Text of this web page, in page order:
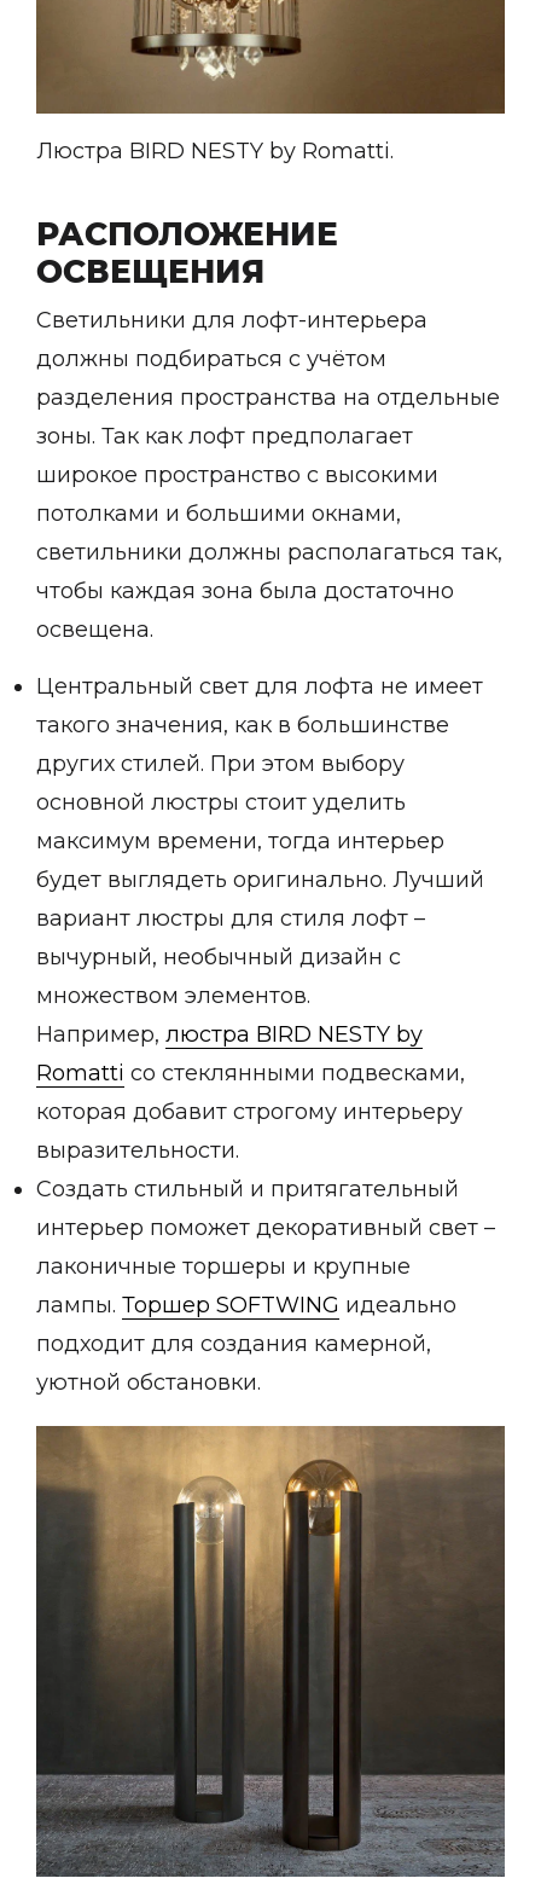
Производство архитектурного и декоративного
Мягкая мебель
Кровати и матрасы
Комоды и тумбы
Консоли
Мебель по назначению
Мебель для HoReCa
Производство мебели на заказ Romatti
Корпусная мебель на заказ
Шкафы и гардеробные на заказ
Мебель для ванной
Детская мебель
Уличная и садовая мебель
Коллекции
ROOM — Modern
INTERRA — Soft Modern
ARTOPIA — Mid-Century
DAYZ — Ethno
Декор
По типу
Для кухни
Предметы интерьера
Вентиляторы
Ковры
Зеленые стены
Дизайнерские кальяны
Подбор, производство и комплектация по вашему
Сантехника и инженерия
Дизайнерские ванны
Подбор, производство и комплектация по вашему
Отделка и ремонт
Стены
Акустические панели
Стеновые декоративные панели
для террас
Террасные и фасадные системы
Биоклиматические перголы
Изделия из натурального мрамора и камня
Люстра BIRD NESTY by Romatti.
РАСПОЛОЖЕНИЕ
ОСВЕЩЕНИЯ
Светильники для лофт-интерьера
должны подбираться с учётом
разделения пространства на отдельные
зоны. Так как лофт предполагает
широкое пространство с высокими
потолками и большими окнами,
светильники должны располагаться так,
чтобы каждая зона была достаточно
освещена.
Центральный свет для лофта не имеет
такого значения, как в большинстве
других стилей. При этом выбору
основной люстры стоит уделить
максимум времени, тогда интерьер
будет выглядеть оригинально. Лучший
вариант люстры для стиля лофт –
вычурный, необычный дизайн с
множеством элементов.
Например, люстра BIRD NESTY by
Romatti со стеклянными подвесками,
которая добавит строгому интерьеру
выразительности.
Создать стильный и притягательный
интерьер поможет декоративный свет –
лаконичные торшеры и крупные
лампы. Торшер SOFTWING идеально
подходит для создания камерной,
уютной обстановки.